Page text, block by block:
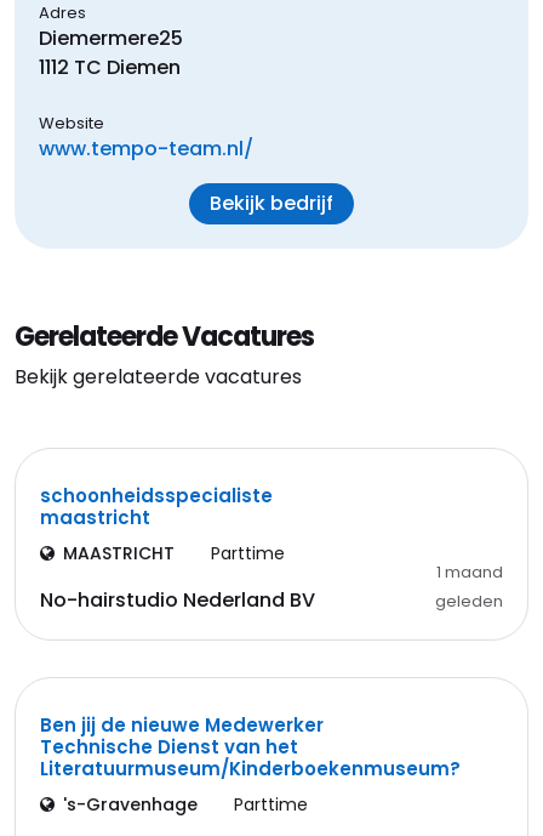
Adres
Diemermere25
1112 TC Diemen
Website
www.tempo-team.nl/
Bekijk bedrijf
Gerelateerde Vacatures
Bekijk gerelateerde vacatures
schoonheidsspecialiste
maastricht
MAASTRICHT Parttime
No-hairstudio Nederland BV
1 maand
geleden
Ben jij de nieuwe Medewerker
Technische Dienst van het
Literatuurmuseum/Kinderboekenmuseum?
's-Gravenhage Parttime